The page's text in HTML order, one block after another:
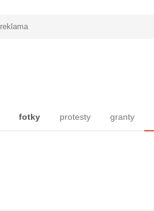
reklama
fotky protesty granty